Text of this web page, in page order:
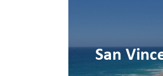
Punta